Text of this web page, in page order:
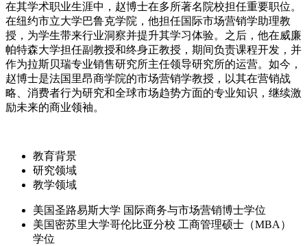
在其学术职业生涯中，赵博士在多所著名院校担任重要职位。
在纽约市立大学巴鲁克学院，他担任国际市场营销学助理教
授，为学生带来行业洞察并提升其学习体验。之后，他在威廉
帕特森大学担任副教授和终身正教授，期间负责课程开发，并
作为拉斯贝瑞专业销售研究所主任领导研究所的运营。如今，
赵博士是法国里昂商学院的市场营销学教授，以其在营销战
略、消费者行为研究和全球市场趋势方面的专业知识，继续激
励未来的商业领袖。
教育背景
研究领域
教学领域
美国圣路易斯大学 国际商务与市场营销博士学位
美国密苏里大学哥伦比亚分校 工商管理硕士（MBA）
学位